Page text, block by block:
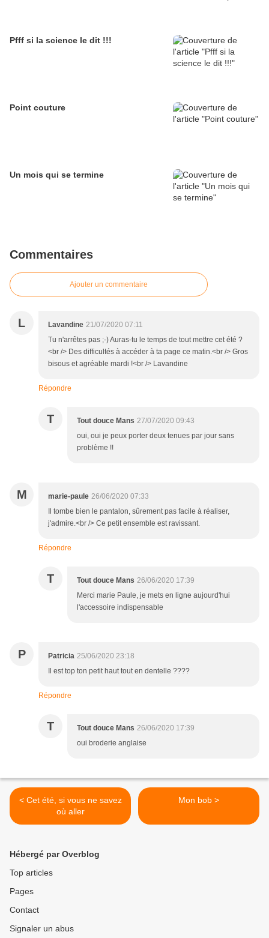
Pfff si la science le dit !!!
Point couture
Un mois qui se termine
Commentaires
Ajouter un commentaire
L Lavandine 21/07/2020 07:11
Tu n'arrêtes pas ;-) Auras-tu le temps de tout mettre cet été ?
<br /> Des difficultés à accéder à ta page ce matin.<br /> Gros
bisous et agréable mardi !<br /> Lavandine
Répondre
T Tout douce Mans 27/07/2020 09:43
oui, oui je peux porter deux tenues par jour sans
problème !!
M marie-paule 26/06/2020 07:33
Il tombe bien le pantalon, sûrement pas facile à réaliser,
j'admire.<br /> Ce petit ensemble est ravissant.
Répondre
T Tout douce Mans 26/06/2020 17:39
Merci marie Paule, je mets en ligne aujourd'hui
l'accessoire indispensable
P Patricia 25/06/2020 23:18
Il est top ton petit haut tout en dentelle ????
Répondre
T Tout douce Mans 26/06/2020 17:39
oui broderie anglaise
< Cet été, si vous ne savez
où aller
Mon bob >
Hébergé par Overblog
Top articles
Pages
Contact
Signaler un abus